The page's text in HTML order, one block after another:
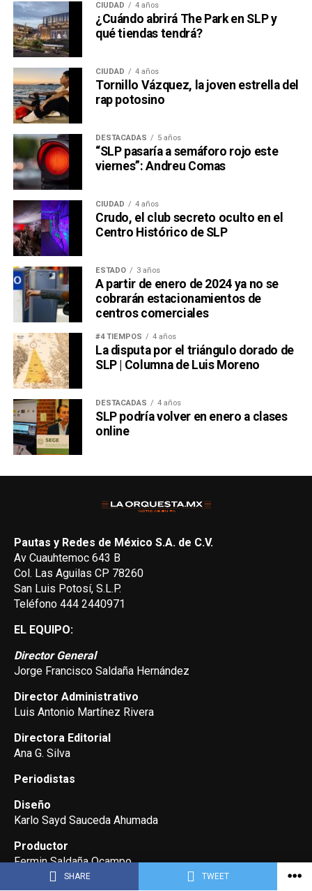
SHARE TWEET
CIUDAD 4 años
¿Cuándo abrirá The Park en SLP y
qué tiendas tendrá?
CIUDAD 4 años
Tornillo Vázquez, la joven estrella del
rap potosino
DESTACADAS 5 años
“SLP pasaría a semáforo rojo este
viernes”: Andreu Comas
CIUDAD 4 años
Crudo, el club secreto oculto en el
Centro Histórico de SLP
ESTADO 3 años
A partir de enero de 2024 ya no se
cobrarán estacionamientos de
centros comerciales
#4 TIEMPOS 4 años
La disputa por el triángulo dorado de
SLP | Columna de Luis Moreno
DESTACADAS 4 años
SLP podría volver en enero a clases
online
Pautas y Redes de México S.A. de C.V.
Av Cuauhtemoc 643 B
Col. Las Aguilas CP 78260
San Luis Potosí, S.L.P.
Teléfono 444 2440971
EL EQUIPO:
Director General
Jorge Francisco Saldaña Hernández
Director Administrativo
Luis Antonio Martínez Rivera
Directora Editorial
Ana G. Silva
Periodistas
Diseño
Karlo Sayd Sauceda Ahumada
Productor
Fermin Saldaña Ocampo